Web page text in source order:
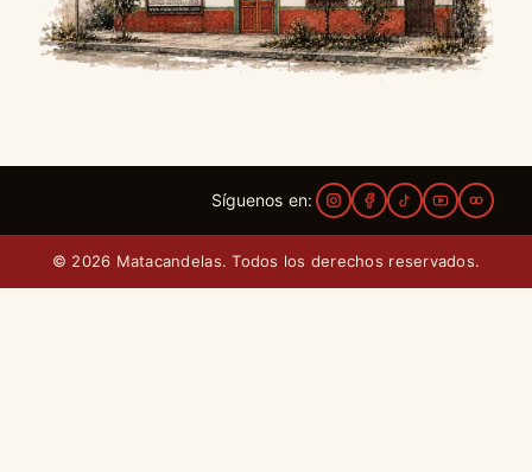
Síguenos en:
© 2026 Matacandelas. Todos los derechos reservados.